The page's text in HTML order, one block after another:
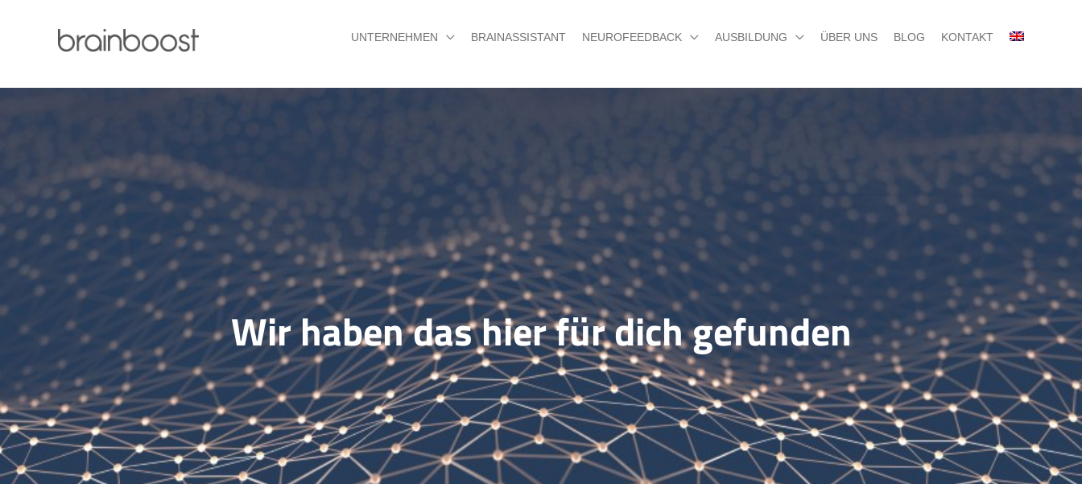
UNTERNEHMEN BRAINASSISTANT NEUROFEEDBACK AUSBILDUNG ÜBER UNS BLOG KONTAKT
Wir haben das hier für dich gefunden